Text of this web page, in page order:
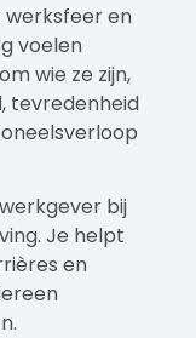
werksfeer en
voelen
wie ze zijn,
tevredenheid
bij
Je helpt
en